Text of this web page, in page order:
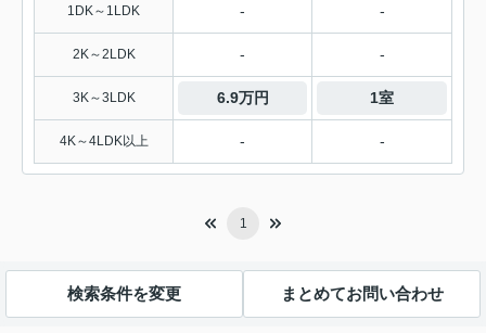
1DK～1LDK - -
2K～2LDK - -
3K～3LDK 6.9万円 1室
4K～4LDK以上 - -
1
検索条件を変更 まとめてお問い合わせ